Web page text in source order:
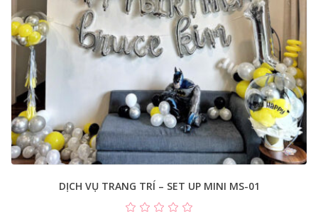
DỊCH VỤ TRANG TRÍ – SET UP MINI MS-01